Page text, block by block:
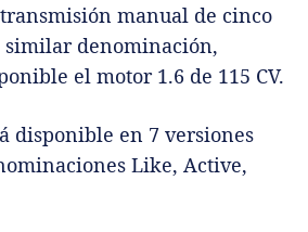
manual de cinco
similar denominación,
el motor 1.6 de 115 CV.
disponible en 7 versiones
Like, Active,